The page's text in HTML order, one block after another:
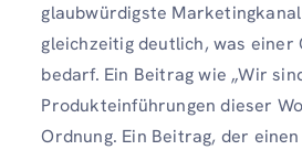
glaubwürdigste Marketingkanal
gleichzeitig deutlich, was einer
bedarf. Ein Beitrag wie „Wir
Produkteinführungen dieser
Ordnung. Ein Beitrag, der